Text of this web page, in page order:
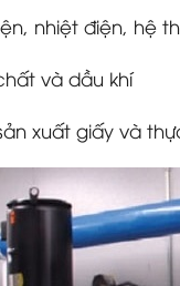
nhiệt điện, hệ
và dầu khí
xuất giấy và